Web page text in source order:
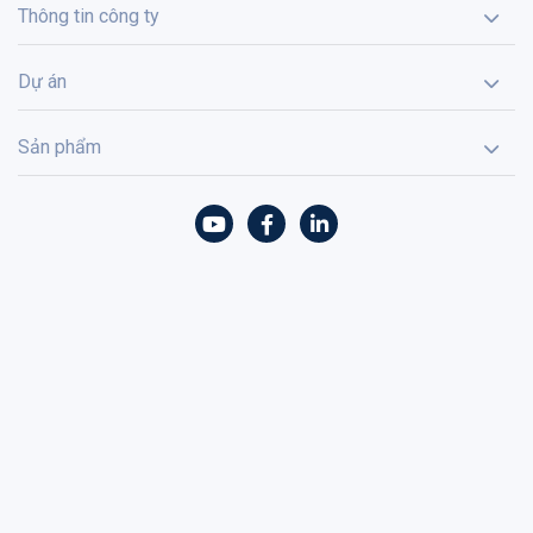
Thông tin công ty
Dự án
Sản phẩm